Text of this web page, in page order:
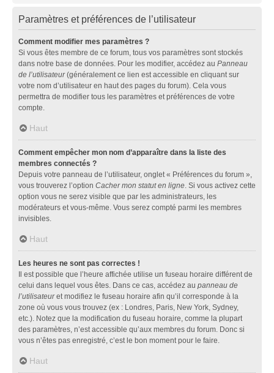
Paramètres et préférences de l’utilisateur
Comment modifier mes paramètres ?
Si vous êtes membre de ce forum, tous vos paramètres sont stockés
dans notre base de données. Pour les modifier, accédez au Panneau
de l’utilisateur(généralement ce lien est accessible en cliquant sur
votre nom d’utilisateur en haut des pages du forum). Cela vous
permettra de modifier tous les paramètres et préférences de votre
compte.
Haut
Comment empêcher mon nom d’apparaître dans la liste des
membres connectés ?
Depuis votre panneau de l’utilisateur, onglet « Préférences du forum »,
vous trouverez l’option Cacher mon statut en ligne. Si vous activez cette
option vous ne serez visible que par les administrateurs, les
modérateurs et vous-même. Vous serez compté parmi les membres
invisibles.
Haut
Les heures ne sont pas correctes !
Il est possible que l’heure affichée utilise un fuseau horaire différent de
celui dans lequel vous êtes. Dans ce cas, accédez au panneau de
l’utilisateuret modifiez le fuseau horaire afin qu’il corresponde à la
zone où vous vous trouvez (ex : Londres, Paris, New York, Sydney,
etc.). Notez que la modification du fuseau horaire, comme la plupart
des paramètres, n’est accessible qu’aux membres du forum. Donc si
vous n’êtes pas enregistré, c’est le bon moment pour le faire.
Haut